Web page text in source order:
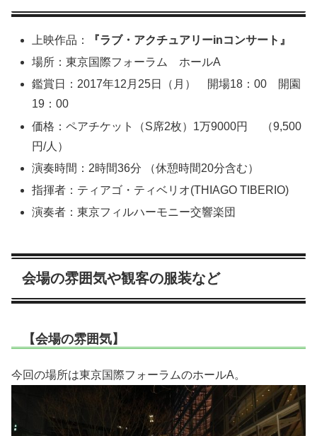
上映作品：
『ラブ・アクチュアリーinコンサート』
場所：東京国際フォーラム ホールA
鑑賞日：2017年12月25日（月） 開場18：00 開園
19：00
価格：ペアチケット（S席2枚）1万9000円 （9,500
円/人）
演奏時間：2時間36分 （休憩時間20分含む）
指揮者：ティアゴ・ティベリオ(THIAGO TIBERIO)
演奏者：東京フィルハーモニー交響楽団
会場の雰囲気や観客の服装など
【会場の雰囲気】
今回の場所は東京国際フォーラムのホールA。